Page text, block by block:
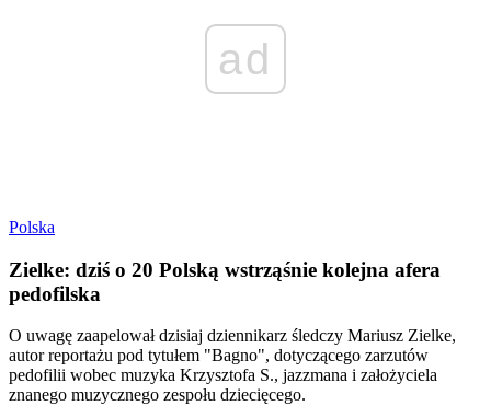
ad
Polska
Zielke: dziś o 20 Polską wstrząśnie kolejna afera
pedofilska
O uwagę zaapelował dzisiaj dziennikarz śledczy Mariusz Zielke,
autor reportażu pod tytułem "Bagno", dotyczącego zarzutów
pedofilii wobec muzyka Krzysztofa S., jazzmana i założyciela
znanego muzycznego zespołu dziecięcego.